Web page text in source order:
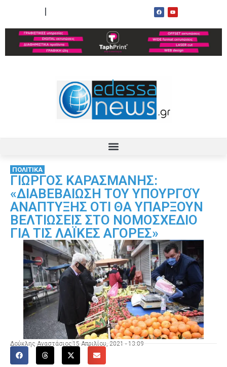
ΠΟΛΙΤΙΚΑ
ΓΙΩΡΓΟΣ ΚΑΡΑΣΜΑΝΗΣ:
«ΔΙΑΒΕΒΑΙΩΣΗ ΤΟΥ ΥΠΟΥΡΓΟΎ
ΑΝΑΠΤΥΞΗΣ ΟΤΙ ΘΑ ΥΠΑΡΞΟΥΝ
ΒΕΛΤΙΩΣΕΙΣ ΣΤΟ ΝΟΜΟΣΧΕΔΙΟ
ΓΙΑ ΤΙΣ ΛΑΪΚΕΣ ΑΓΟΡΕΣ»
Δούκλης Αναστάσιος 15 Απριλίου, 2021 - 13:09